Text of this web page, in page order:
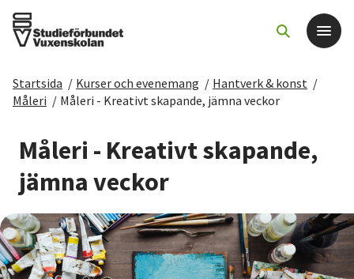
Det här gör vi
För dig som
Sök kurser och evenemang
Om SV
Startsida / Kurser och evenemang / Hantverk & konst /
Måleri / Måleri - Kreativt skapande, jämna veckor
Måleri - Kreativt skapande,
jämna veckor